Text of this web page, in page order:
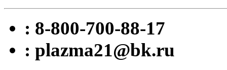
: 8-800-700-88-17
: plazma21@bk.ru